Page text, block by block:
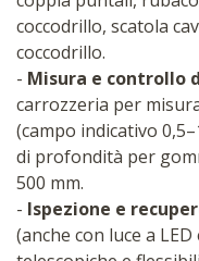
coccodrillo, scatola
coccodrillo.
- Misura e controllo
carrozzeria per
(campo indicativo
di profondità per
500 mm.
- Ispezione e
(anche con luce a